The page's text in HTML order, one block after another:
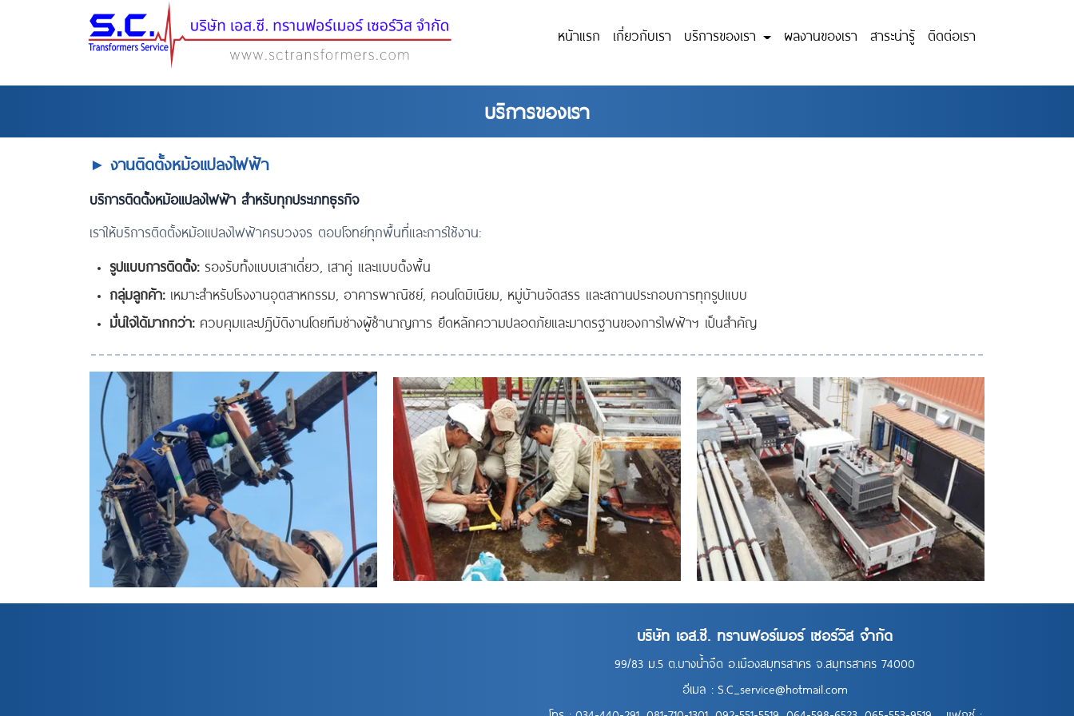
หน้าแรก เกี่ยวกับเรา บริการของเรา ผลงานของเรา สาระน่ารู้ ติดต่อเรา
บริการของเรา
► งานติดตั้งหม้อแปลงไฟฟ้า
บริการติดตั้งหม้อแปลงไฟฟ้า สำหรับทุกประเภทธุรกิจ
เราให้บริการติดตั้งหม้อแปลงไฟฟ้าครบวงจร ตอบโจทย์ทุกพื้นที่และการใช้งาน:
รูปแบบการติดตั้ง:รองรับทั้งแบบเสาเดี่ยว, เสาคู่ และแบบตั้งพื้น
กลุ่มลูกค้า:เหมาะสำหรับโรงงานอุตสาหกรรม, อาคารพาณิชย์, คอนโดมิเนียม, หมู่บ้านจัดสรร และสถานประกอบการทุกรูปแบบ
มั่นใจได้มากกว่า:ควบคุมและปฏิบัติงานโดยทีมช่างผู้ชำนาญการ ยึดหลักความปลอดภัยและมาตรฐานของการไฟฟ้าฯ เป็นสำคัญ
บริษัท เอส.ซี. ทรานฟอร์เมอร์ เซอร์วิส จำกัด
99/83 ม.5 ต.บางน้ำจืด อ.เมืองสมุทรสาคร จ.สมุทรสาคร 74000
อีเมล : S.C_service@hotmail.com